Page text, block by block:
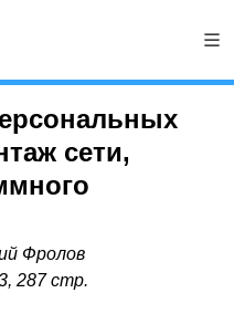
сети,
Фролов
287 стр.